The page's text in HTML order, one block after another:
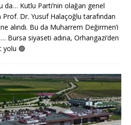
da… Kutlu Parti’nin olağan genel
Dr. Yusuf Halaçoğlu tarafından
alındı. Bu da Muharrem Değirmen’i
Bursa siyaseti adına, Orhangazi’den
yolu 🟢